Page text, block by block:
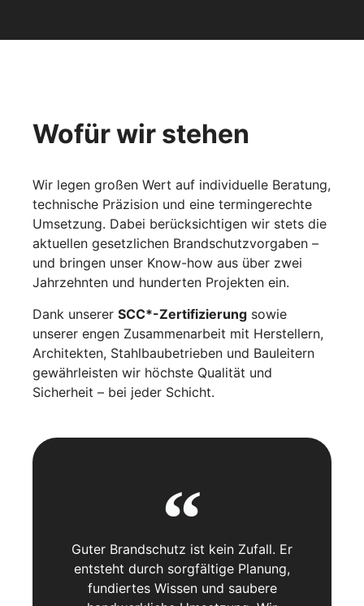
Wofür wir stehen
Wir legen großen Wert auf individuelle Beratung,
technische Präzision und eine termingerechte
Umsetzung. Dabei berücksichtigen wir stets die
aktuellen gesetzlichen Brandschutzvorgaben –
und bringen unser Know-how aus über zwei
Jahrzehnten und hunderten Projekten ein.
Dank unserer SCC*-Zertifizierung sowie
unserer engen Zusammenarbeit mit Herstellern,
Architekten, Stahlbaubetrieben und Bauleitern
gewährleisten wir höchste Qualität und
Sicherheit – bei jeder Schicht.
Guter Brandschutz ist kein Zufall. Er
entsteht durch sorgfältige Planung,
fundiertes Wissen und saubere